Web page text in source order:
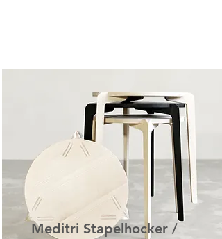
Meditri Stapelhocker /